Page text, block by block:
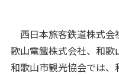
西日本旅客鉄道株式会
歌山電鐵株式会社、和
和歌山市観光協会では